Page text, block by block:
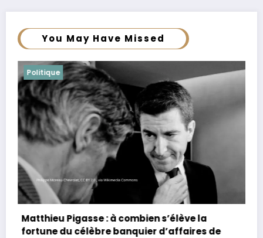
You May Have Missed
Politique
Joachim Le Floch-Imad : biographie, âge,
parents, vie privée